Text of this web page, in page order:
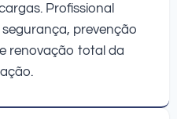
Profissional
prevenção
renovação total da